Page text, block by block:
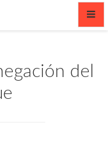
del